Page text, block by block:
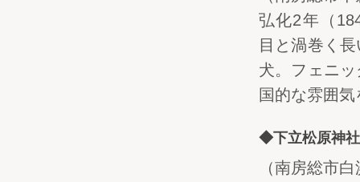
弘化2年（
目と渦巻く
犬。フェニ
国的な雰囲
◆下立松原神社
（南房総市